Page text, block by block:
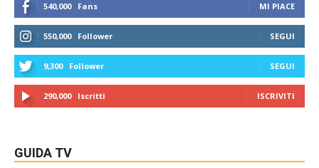
540,000 Fans MI PIACE
550,000 Follower SEGUI
9,300 Follower SEGUI
290,000 Iscritti ISCRIVITI
GUIDA TV